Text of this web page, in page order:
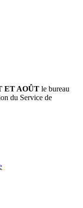
ET AOÛT le bureau
du Service de